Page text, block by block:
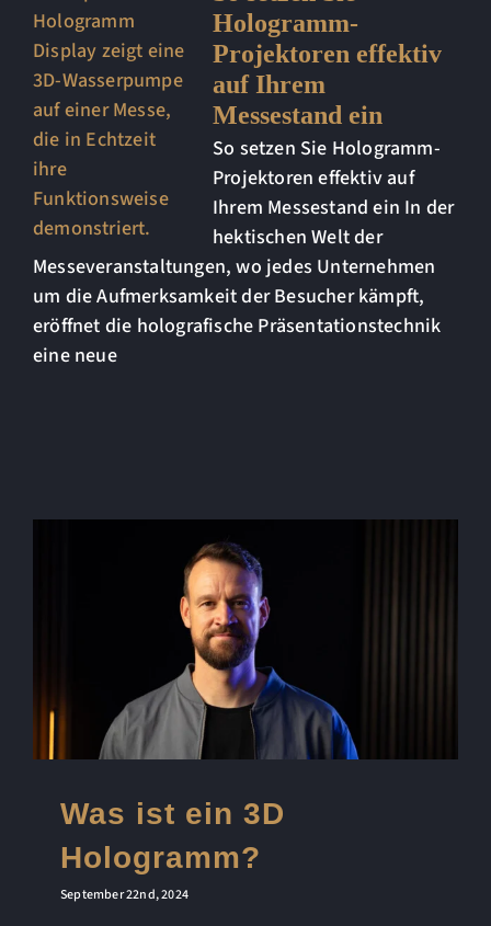
Hologramm-
Projektoren effektiv
auf Ihrem
Messestand ein
So setzen Sie Hologramm-
Projektoren effektiv auf
Ihrem Messestand ein In der
hektischen Welt der
Messeveranstaltungen, wo jedes Unternehmen
um die Aufmerksamkeit der Besucher kämpft,
eröffnet die holografische Präsentationstechnik
eine neue
Was ist ein 3D
Hologramm?
September 22nd, 2024